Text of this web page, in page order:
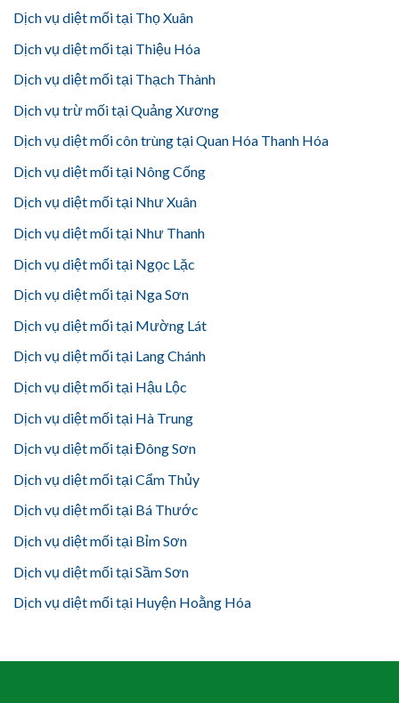
Dịch vụ diệt mối tại Thọ Xuân
Dịch vụ diệt mối tại Thiệu Hóa
Dịch vụ diệt mối tại Thạch Thành
Dịch vụ trừ mối tại Quảng Xương
Dịch vụ diệt mối côn trùng tại Quan Hóa Thanh Hóa
Dịch vụ diệt mối tại Nông Cống
Dịch vụ diệt mối tại Như Xuân
Dịch vụ diệt mối tại Như Thanh
Dịch vụ diệt mối tại Ngọc Lặc
Dịch vụ diệt mối tại Nga Sơn
Dịch vụ diệt mối tại Mường Lát
Dịch vụ diệt mối tại Lang Chánh
Dịch vụ diệt mối tại Hậu Lộc
Dịch vụ diệt mối tại Hà Trung
Dịch vụ diệt mối tại Đông Sơn
Dịch vụ diệt mối tại Cẩm Thủy
Dịch vụ diệt mối tại Bá Thước
Dịch vụ diệt mối tại Bỉm Sơn
Dịch vụ diệt mối tại Sầm Sơn
Dịch vụ diệt mối tại Huyện Hoằng Hóa